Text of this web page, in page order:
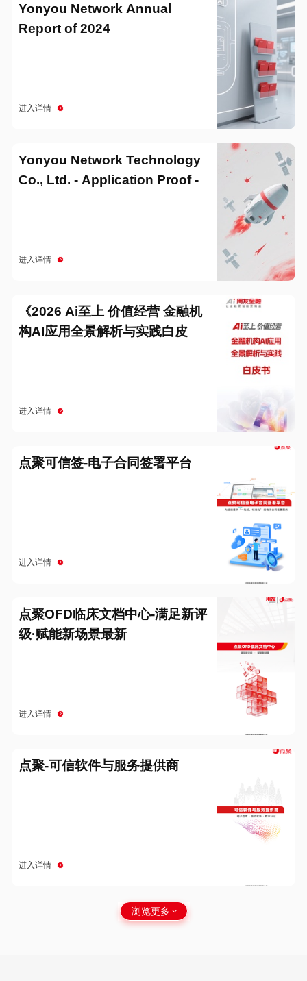
Yonyou Network Annual
Report of 2024
进入详情
Yonyou Network Technology
Co., Ltd. - Application Proof -
进入详情
《2026 Ai至上 价值经营 金融机
构AI应用全景解析与实践白皮
进入详情
点聚可信签-电子合同签署平台
进入详情
点聚OFD临床文档中心-满足新评
级·赋能新场景最新
进入详情
点聚-可信软件与服务提供商
进入详情
浏览更多